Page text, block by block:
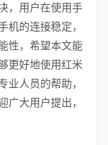
，用户在使用手
机的连接稳定，
性，希望本文能
更好地使用红米
业人员的帮助，
广大用户提出，